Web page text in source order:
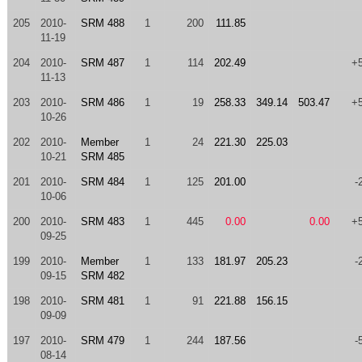
205
2010-
11-19
SRM 488 1 200 111.85
204
2010-
11-13
SRM 487 1 114 202.49
203
2010-
10-26
SRM 486 1 19 258.33 349.14 503.47
202
2010-
10-21
Member
SRM 485
1 24 221.30 225.03
201
2010-
10-06
SRM 484 1 125 201.00 -
200
2010-
09-25
SRM 483 1 445 0.00 0.00
199
2010-
09-15
Member
SRM 482
1 133 181.97 205.23 -
198
2010-
09-09
SRM 481 1 91 221.88 156.15
197
2010-
08-14
SRM 479 1 244 187.56 -